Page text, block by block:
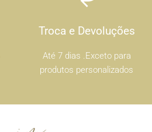
Troca e Devoluções
Até 7 dias .Exceto para
produtos personalizados